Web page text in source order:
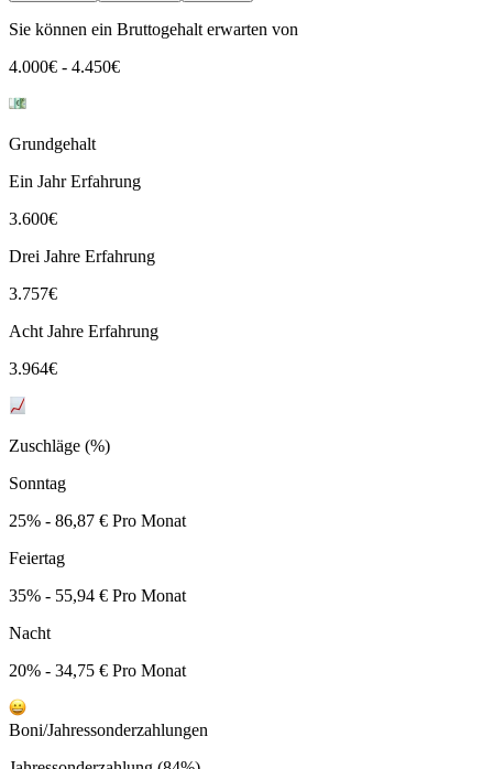
Sie können ein Bruttogehalt erwarten von
4.000€ - 4.450€
Grundgehalt
Ein Jahr Erfahrung
3.600€
Drei Jahre Erfahrung
3.757€
Acht Jahre Erfahrung
3.964€
Zuschläge (%)
Sonntag
25% - 86,87 € Pro Monat
Feiertag
35% - 55,94 € Pro Monat
Nacht
20% - 34,75 € Pro Monat
Boni/Jahressonderzahlungen